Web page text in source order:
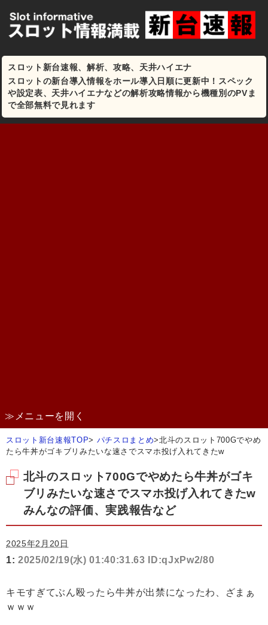
スロット新台速報、解析、攻略、天井ハイエナ
スロットの新台導入情報をホール導入日順に更新中！スペック
や設定表、天井ハイエナなどの解析攻略情報から機種別のPVま
で全部無料で見れます
≫メニューを開く
スロット新台速報TOP> パチスロまとめ>北斗のスロット700Gでやめ
たら牛丼がゴキブリみたいな速さでスマホ投げ入れてきたw
北斗のスロット700Gでやめたら牛丼がゴキ
ブリみたいな速さでスマホ投げ入れてきたw
みんなの評価、実践報告など
2025年2月20日
1: 2025/02/19(水) 01:40:31.63 ID:qJxPw2/80
キモすぎてぶん殴ったら牛丼が出禁になったわ、ざまぁ
ｗｗｗ